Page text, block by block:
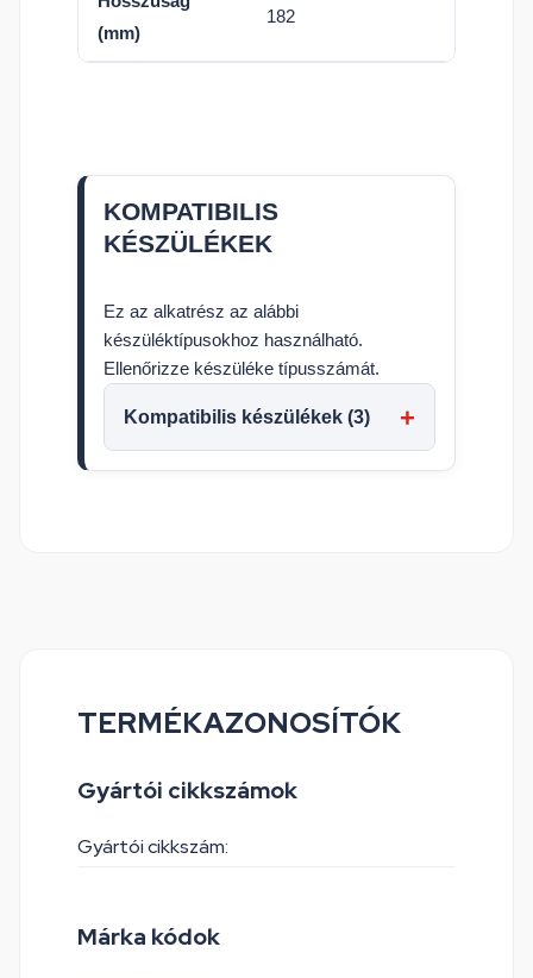
(mm)
182
KOMPATIBILIS
KÉSZÜLÉKEK
Ez az alkatrész az alábbi
készüléktípusokhoz használható.
Ellenőrizze készüléke típusszámát.
Kompatibilis készülékek (3)
TERMÉKAZONOSÍTÓK
Gyártói cikkszámok
Gyártói cikkszám:
Márka kódok